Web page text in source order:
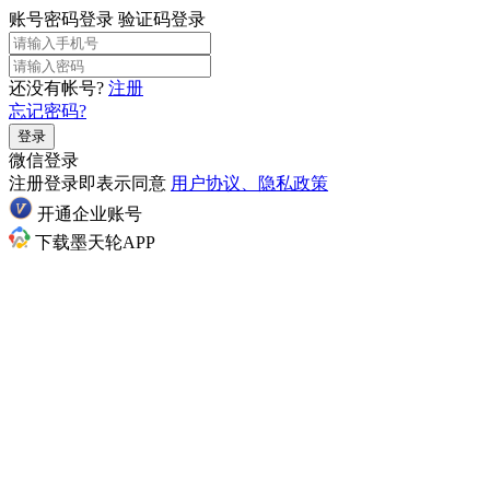
账号密码登录 验证码登录
还没有帐号? 注册
忘记密码?
登录
微信登录
注册登录即表示同意 用户协议、隐私政策
开通企业账号
下载墨天轮APP